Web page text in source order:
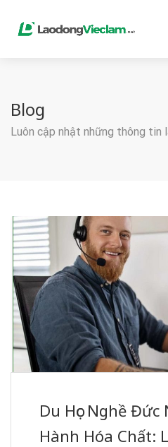
Blog
Luôn cập nhật những thông tin
Du Học Nghề
Hành Hóa Chất: